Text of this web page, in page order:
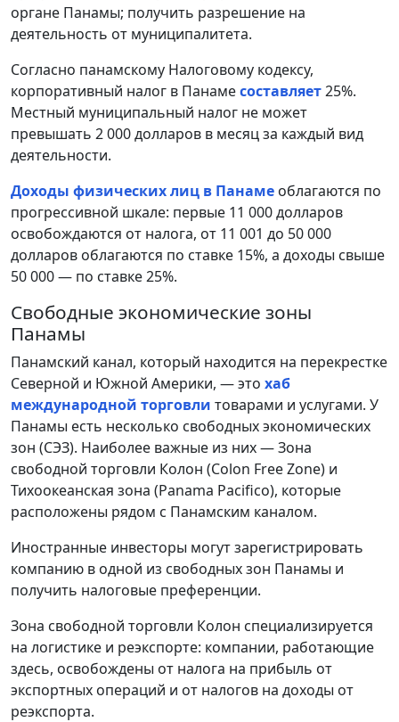
органе Панамы; получить разрешение на
деятельность от муниципалитета.
Согласно панамскому Налоговому кодексу,
корпоративный налог в Панамесоставляет25%.
Местный муниципальный налог не может
превышать 2 000 долларов в месяц за каждый вид
деятельности.
Доходы физических лиц в Панаме облагаются по
прогрессивной шкале: первые 11 000 долларов
освобождаются от налога, от 11 001 до 50 000
долларов облагаются по ставке 15%, а доходы свыше
50 000 — по ставке 25%.
Свободные экономические зоны
Панамы
Панамский канал, который находится на перекрестке
Северной и Южной Америки, — это хаб
международной торговли товарами и услугами. У
Панамы есть несколько свободных экономических
зон (СЭЗ). Наиболее важные из них — Зона
свободной торговли Колон (Colon Free Zone) и
Тихоокеанская зона (Panama Pacifico), которые
расположены рядом с Панамским каналом.
Иностранные инвесторы могут зарегистрировать
компанию в одной из свободных зон Панамы и
получить налоговые преференции.
Зона свободной торговли Колон специализируется
на логистике и реэкспорте: компании, работающие
здесь, освобождены от налога на прибыль от
экспортных операций и от налогов на доходы от
реэкспорта.